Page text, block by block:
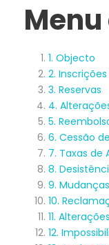
1. Objecto
2. Inscrições
3. Reservas
4.
5.
6. Cessão
7. Taxas de
8.
9. Mudanças
10.
11. Alterações
12.